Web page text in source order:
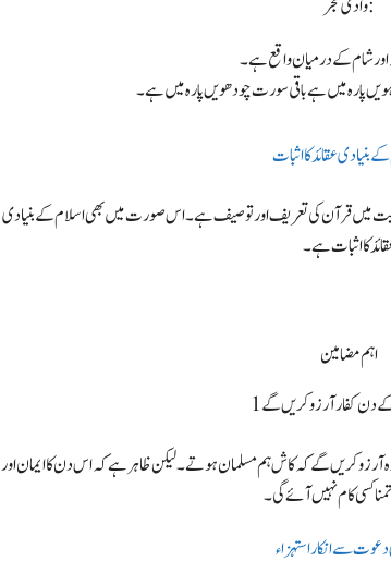
اور شام کے درمیان واقع ہے۔
پارہ میں ہے باقی سورت چودھویں پارہ میں ہے۔
میں قرآن کی تعریف اور توصیف ہے۔ اس صورت میں بھی اسلام کے بنیادی
کا اثبات ہے۔
اہم مضامین
کریں گے کہ کاش ہم مسلمان ہوتے۔ لیکن ظاہر ہے کہ اس دن کا ایمان اور
کسی کام نہیں آئے گی۔